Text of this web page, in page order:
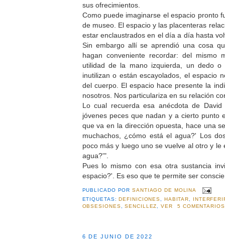
sus ofrecimientos.
Como puede imaginarse el espacio pronto
de museo. El espacio y las placenteras
estar enclaustrados en el día a día hasta
Sin embargo allí se aprendió una cosa
hagan conveniente recordar: del mismo
utilidad de la mano izquierda, un dedo
inutilizan o están escayolados, el espacio
del cuerpo. El espacio hace presente la
nosotros. Nos particulariza en su relación
Lo cual recuerda esa anécdota de
jóvenes peces que nadan y a cierto punto
que va en la dirección opuesta, hace una
muchachos, ¿cómo está el agua?' Los
poco más y luego uno se vuelve al otro y
agua?'".
Pues lo mismo con esa otra sustancia
espacio?'. Es eso que te permite ser
PUBLICADO PORSANTIAGO DE MOLINA
ETIQUETAS:DEFINICIONES HABITAR
OBSESIONES ,SENCILLEZ ,VER 5
6 DE JUNIO DE 2022